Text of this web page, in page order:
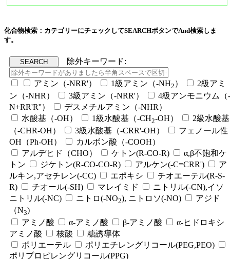
化合物検索：カテゴリーにチェックしてSEARCHボタンでAnd検索しま
す。
除外キーワード:
アミン（-NRR'） 1級アミン（-NH2 ）
2級アミ
ン（-NHR）
3級アミン（-NRR'）
4級アンモニウム（-
N+RR'R''）
デスメチルアミン（-NHR）
水酸基（-OH）
1級水酸基（-CH2-OH）
2級水酸基
（-CHR-OH）
3級水酸基（-CRR'-OH）
フェノール性
OH（Ph-OH）
カルボン酸（-COOH）
アルデヒド（CHO）
ケトン(R-CO-R)
α,β不飽和ケ
トン
ジケトン(R-CO-CO-R) アルケン(-C=CRR')
ア
ルキン,アセチレン(-CC)
エポキシ
チオエーテル(R-S-
R)
チオール(-SH) マレイミド
ニトリル(-CN),イソ
ニトリル(-NC)
ニトロ(-NO2), ニトロソ(-NO)
アジド
（N3)
アミノ酸
α-アミノ酸 β-アミノ酸
α-ヒドロキシ
アミノ酸
核酸
糖誘導体
ポリエーテル
ポリエチレングリコール(PEG,PEO)
ポリプロピレングリコール(PPG)